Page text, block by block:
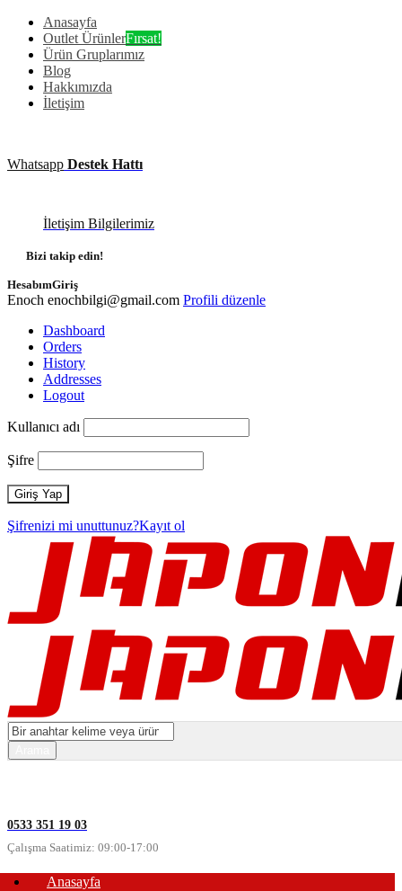
Anasayfa
Outlet ÜrünlerFırsat!
Ürün Gruplarımız
Blog
Hakkımızda
İletişim
Whatsapp Destek Hattı
İletişim Bilgilerimiz
Bizi takip edin!
HesabımGiriş
Enoch enochbilgi@gmail.com Profili düzenle
Dashboard
Orders
History
Addresses
Logout
Kullanıcı adı
Şifre
Şifrenizi mi unuttunuz?Kayıt ol
0533 351 19 03
Çalışma Saatimiz: 09:00-17:00
Anasayfa